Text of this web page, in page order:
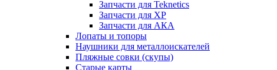
Запчасти для Teknetics
Запчасти для XP
Запчасти для АКА
Лопаты и топоры
Наушники для металлоискателей
Пляжные совки (скупы)
Старые карты